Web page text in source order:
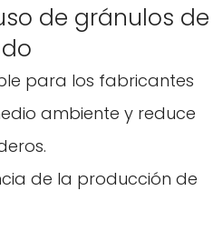
de gránulos de
para los fabricantes
ambiente y reduce
de la producción de